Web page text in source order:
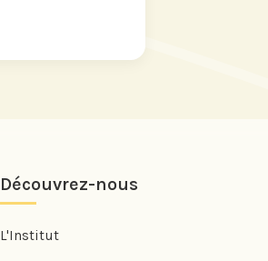
Découvrez-nous
L'Institut